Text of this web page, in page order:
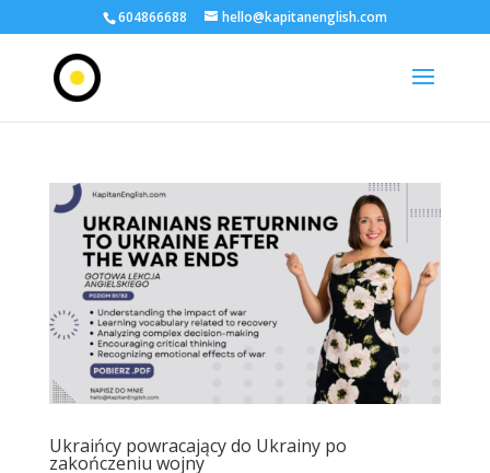
604866688 hello@kapitanenglish.com
Ukraińcy powracający do Ukrainy po
zakończeniu wojny